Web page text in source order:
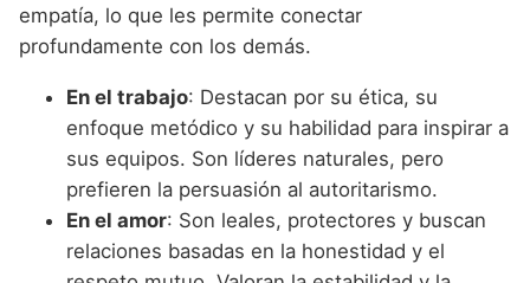
empatía, lo que les permite conectar
profundamente con los demás.
En el trabajo: Destacan por su ética, su
enfoque metódico y su habilidad para inspirar a
sus equipos. Son líderes naturales, pero
prefieren la persuasión al autoritarismo.
En el amor: Son leales, protectores y buscan
relaciones basadas en la honestidad y el